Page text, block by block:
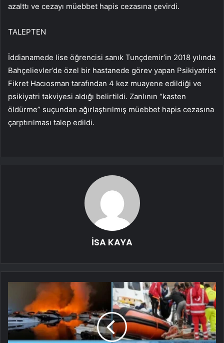
azalttı ve cezayı müebbet hapis cezasına çevirdi.
TALEPTEN
İddianamede lise öğrencisi sanık Tunçdemir’in 2018 yılında
Bahçelievler’de özel bir hastanede görev yapan Psikiyatrist
Fikret Hacıosman tarafından 4 kez muayene edildiği ve
psikiyatri takviyesi aldığı belirtildi. Zanlının “kasten
öldürme” suçundan ağırlaştırılmış müebbet hapis cezasına
çarptırılması talep edildi.
İSA KAYA